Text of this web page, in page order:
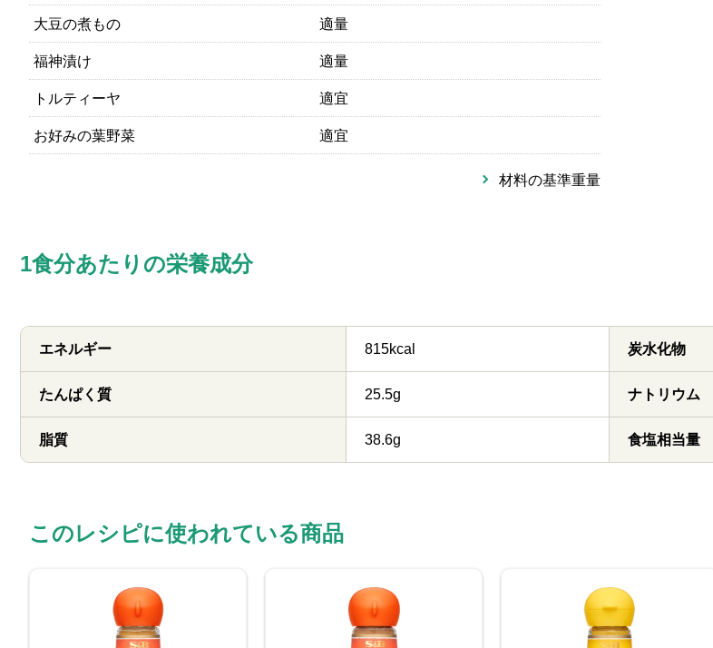
大豆の煮もの 適量
福神漬け 適量
トルティーヤ 適宜
お好みの葉野菜 適宜
材料の基準重量
1食分あたりの栄養成分
エネルギー 815kcal
たんぱく質 25.5g
脂質 38.6g
炭水化物
ナトリウム
食塩相当量
このレシピに使われている商品